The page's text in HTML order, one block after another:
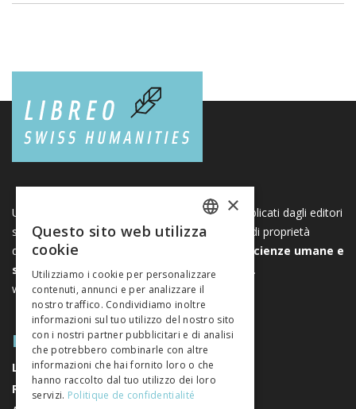
Una piattaforma unica per i libri e le riviste pubblicati dagli editori
svizzeri di scienze umane e sociali. Libreo.ch è di proprietà
dell’
Associazione svizzera degli editori di scienze umane e
sociali. È un’associazione senza scopo di lucro.
www.editeurssuisses.ch
MAPPA DEL SITO
LIBRI
RIVISTE
FRENCH
×
Questo sito web utilizza
cookie
Utilizziamo i cookie per personalizzare
contenuti, annunci e per analizzare il
nostro traffico. Condividiamo inoltre
informazioni sul tuo utilizzo del nostro sito
con i nostri partner pubblicitari e di analisi
che potrebbero combinarle con altre
informazioni che hai fornito loro o che
hanno raccolto dal tuo utilizzo dei loro
servizi. Politique de confidentialité